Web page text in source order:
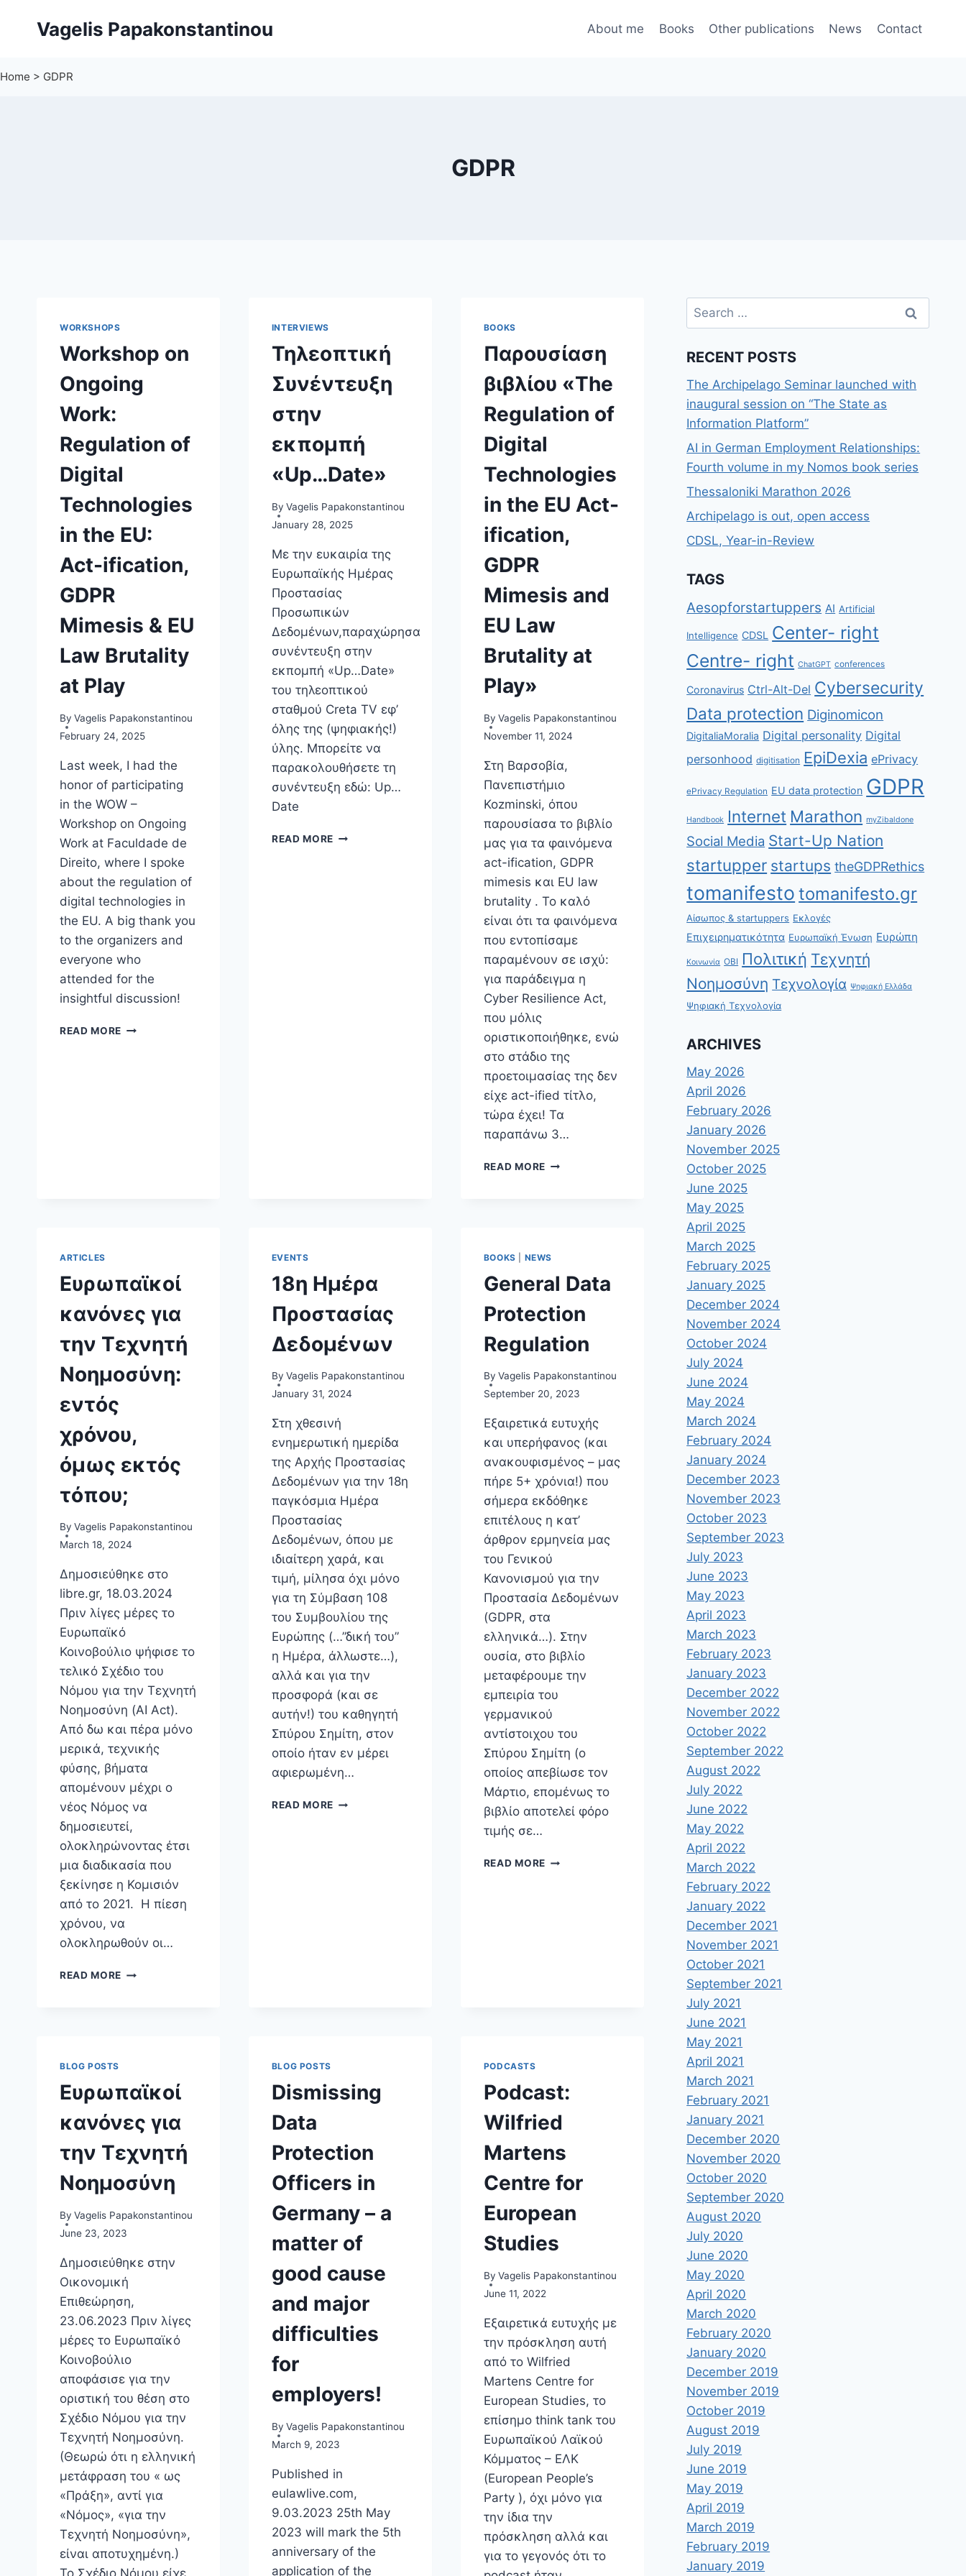
Vagelis Papakonstantinou About me Books Other publications News Contact
Home > GDPR
GDPR
WORKSHOPS
Workshop on
Ongoing
Work:
Regulation of
Digital
Technologies
in the EU:
Act-ification,
GDPR
Mimesis & EU
Law Brutality
at Play
By Vagelis Papakonstantinou
February 24, 2025
Last week, I had the
honor of participating
in the WOW –
Workshop on Ongoing
Work at Faculdade de
Direito, where I spoke
about the regulation of
digital technologies in
the EU. A big thank you
to the organizers and
everyone who
attended for the
insightful discussion!
READ MORE WORKSHOP
LAW
AT
INTERVIEWS
Τηλεοπτική
Συνέντευξη
στην
εκπομπή
«Up…Date»
By Vagelis Papakonstantinou
January 28, 2025
Με την ευκαιρία της
Ευρωπαϊκής Ημέρας
Προστασίας
Προσωπικών
Δεδομένων,παραχώρησα
συνέντευξη στην
εκπομπή «Up…Date»
του τηλεοπτικού
σταθμού Creta TV εφ’
όλης της (ψηφιακής!)
ύλης. Μπορείτε να
παρακολουθήσετε τη
συνέντευξη εδώ: Up…
Date
READ MORE ΤΗΛΕΟΠΤΙΚΉ
BOOKS
Παρουσίαση
βιβλίου «The
Regulation of
Digital
Technologies
in the EU Act-
ification,
GDPR
Mimesis and
EU Law
Brutality at
Play»
By Vagelis Papakonstantinou
November 11, 2024
Στη Βαρσοβία,
Πανεπιστήμιο
Kozminski, όπου
παρουσίασα το βιβλίο
μας για τα φαινόμενα
act-ification, GDPR
mimesis και EU law
brutality . Το καλό
είναι ότι τα φαινόμενα
που εντοπίσαμε
παραμένουν σε ισχύ:
για παράδειγμα η
Cyber Resilience Act,
που μόλις
οριστικοποιήθηκε, ενώ
στο στάδιο της
προετοιμασίας της δεν
είχε act-ified τίτλο,
τώρα έχει! Τα
παραπάνω 3…
READ MOREΠΑΡΟΥΣΊΑΣΗ
TECHNOLOGIES
THE
ACT-
GDPR
AND
EU
BRUTALITY
PLAY»
ARTICLES
Ευρωπαϊκοί
κανόνες για
την Τεχνητή
Νοημοσύνη:
εντός
χρόνου,
όμως εκτός
τόπου;
By Vagelis Papakonstantinou
March 18, 2024
Δημοσιεύθηκε στο
libre.gr, 18.03.2024
Πριν λίγες μέρες το
Ευρωπαϊκό
Κοινοβούλιο ψήφισε το
τελικό Σχέδιο του
Νόμου για την Τεχνητή
Νοημοσύνη (AI Act).
Από δω και πέρα μόνο
μερικά, τεχνικής
φύσης, βήματα
απομένουν μέχρι ο
νέος Νόμος να
δημοσιευτεί,
ολοκληρώνοντας έτσι
μια διαδικασία που
ξεκίνησε η Κομισιόν
από το 2021. Η πίεση
χρόνου, να
ολοκληρωθούν οι…
READ MORE ΕΥΡΩΠΑΪΚΟΊ
ΌΜΩΣ
ΤΌΠΟΥ;
EVENTS
18η Ημέρα
Προστασίας
Δεδομένων
By Vagelis Papakonstantinou
January 31, 2024
Στη χθεσινή
ενημερωτική ημερίδα
της Αρχής Προστασίας
Δεδομένων για την 18η
παγκόσμια Ημέρα
Προστασίας
Δεδομένων, όπου με
ιδιαίτερη χαρά, και
τιμή, μίλησα όχι μόνο
για τη Σύμβαση 108
του Συμβουλίου της
Ευρώπης (…”δική του”
η Ημέρα, άλλωστε…),
αλλά και για την
προσφορά (και σε
αυτήν!) του καθηγητή
Σπύρου Σημίτη, στον
οποίο ήταν εν μέρει
αφιερωμένη…
READ MORE 18Η
BOOKS NEWS
General Data
Protection
Regulation
By Vagelis Papakonstantinou
September 20, 2023
Eξαιρετικά ευτυχής
και υπερήφανος (και
ανακουφισμένος – μας
πήρε 5+ χρόνια!) που
σήμερα εκδόθηκε
επιτέλους η κατ’
άρθρον ερμηνεία μας
του Γενικού
Κανονισμού για την
Προστασία Δεδομένων
(GDPR, στα
ελληνικά…). Στην
ουσία, στο βιβλίο
μεταφέρουμε την
εμπειρία του
γερμανικού
αντίστοιχου του
Σπύρου Σημίτη (ο
οποίος απεβίωσε τον
Μάρτιο, επομένως το
βιβλίο αποτελεί φόρο
τιμής σε…
READ MOREGENERAL
BLOG POSTS
Ευρωπαϊκοί
κανόνες για
την Τεχνητή
Νοημοσύνη
By Vagelis Papakonstantinou
June 23, 2023
Δημοσιεύθηκε στην
Οικονομική
Επιθεώρηση,
23.06.2023 Πριν λίγες
μέρες το Ευρωπαϊκό
Κοινοβούλιο
αποφάσισε για την
οριστική του θέση στο
Σχέδιο Νόμου για την
Τεχνητή Νοημοσύνη.
(Θεωρώ ότι η ελληνική
μετάφραση του « ως
«Πράξη», αντί για
«Νόμος», «για την
Τεχνητή Νοημοσύνη»,
είναι αποτυχημένη.)
Το Σχέδιο Νόμου είχε
BLOG POSTS
Dismissing
Data
Protection
Officers in
Germany – a
matter of
good cause
and major
difficulties
for
employers!
By Vagelis Papakonstantinou
March 9, 2023
Published in
eulawlive.com,
9.03.2023 25th May
2023 will mark the 5th
anniversary of the
application of the
PODCASTS
Podcast:
Wilfried
Martens
Centre for
European
Studies
By Vagelis Papakonstantinou
June 11, 2022
Eξαιρετικά ευτυχής με
την πρόσκληση αυτή
από το Wilfried
Martens Centre for
European Studies, το
επίσημο think tank του
Ευρωπαϊκού Λαϊκού
Κόμματος – ΕΛΚ
(European People’s
Party ), όχι μόνο για
την ίδια την
πρόσκληση αλλά και
για το γεγονός ότι το
Search
for:
RECENT POSTS
The Archipelago Seminar launched with
inaugural session on “The State as
Information Platform”
AI in German Employment Relationships:
Fourth volume in my Nomos book series
Thessaloniki Marathon 2026
Archipelago is out, open access
CDSL, Year-in-Review
TAGS
Aesopforstartuppers AI Artificial
Intelligence CDSL
Center- right
Centre- right ChatGPT conferences
Coronavirus Ctrl-Alt-Del Cybersecurity
Data protection Diginomicon
DigitaliaMoralia Digital personality Digital
personhood digitisation EpiDexia ePrivacy
ePrivacy Regulation EU data protection GDPR
Handbook Internet Marathon myZibaldone
Social Media Start-Up Nation
startupper startups theGDPRethics
tomanifesto tomanifesto.gr
Αίσωπος & startuppers Εκλογές
Επιχειρηματικότητα Ευρωπαϊκή Ένωση Ευρώπη
Κοινωνία ΟΒΙ Πολιτική Τεχνητή
Νοημοσύνη Τεχνολογία Ψηφιακή Ελλάδα
Ψηφιακή Τεχνολογία
ARCHIVES
May 2026
April 2026
February 2026
January 2026
November 2025
October 2025
June 2025
May 2025
April 2025
March 2025
February 2025
January 2025
December 2024
November 2024
October 2024
July 2024
June 2024
May 2024
March 2024
February 2024
January 2024
December 2023
November 2023
October 2023
September 2023
July 2023
June 2023
May 2023
April 2023
March 2023
February 2023
January 2023
December 2022
November 2022
October 2022
September 2022
August 2022
July 2022
June 2022
May 2022
April 2022
March 2022
February 2022
January 2022
December 2021
November 2021
October 2021
September 2021
July 2021
June 2021
May 2021
April 2021
March 2021
February 2021
January 2021
December 2020
November 2020
October 2020
September 2020
August 2020
July 2020
June 2020
May 2020
April 2020
March 2020
February 2020
January 2020
December 2019
November 2019
October 2019
August 2019
July 2019
June 2019
May 2019
April 2019
March 2019
February 2019
January 2019